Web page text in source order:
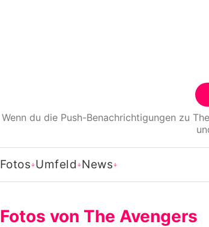
Wenn du die Push-Benachrichtigungen zu
Fotos Umfeld News
Fotos von The Avengers